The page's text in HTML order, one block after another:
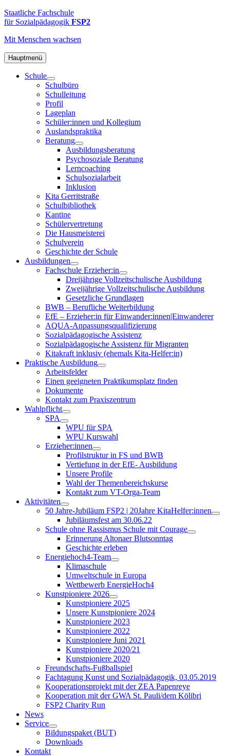
Zum
Inhalt
FSP2
Staatliche
Fachschule
Sozialpädagogik
in
Altona
Staatliche Fachschule
für Sozialpädagogik FSP2
Mit Menschen wachsen
Hauptmenü
Schule
Schulbüro
Schulleitung
Profil
Lageplan
Schüler:innen und Kollegium
Auslandspraktika
Beratung
Ausbildungsberatung
Psychosoziale Beratung
Lerncoaching
Schulsozialarbeit
Inklusion
Kita Gerritstraße
Schulbibliothek
Kantine
Schülervertretung
Die Hausmeisterei
Schulverein
Geschichte der Schule
Ausbildungen
Fachschule Erzieher:in
Dreijährige Vollzeitschulische Ausbildung
Zweijährige Vollzeitschulische Ausbildung
Gesetzliche Grundlagen
BWB – Berufliche Weiterbildung
EfE – Erzieher:in für Einwander:innen|Einwanderer
AQUA-Anpassungsqualifizierung
Sozialpädagogische Assistenz
Sozialpädagogische Assistenz für Migranten
Kitakraft inklusiv (ehemals Kita-Helfer:in)
Praktische Ausbildung
Arbeitsfelder
Einen geeigneten Praktikumsplatz finden
Dokumente
Kontakt zum Praxiszentrum
Wahlpflicht
SPA
WPU für SPA
WPU Kurswahl
Erzieher:innen
Profilstruktur in FS und BWB
Vertiefung in der EfE- Ausbildung
Unsere Profile
Wahl der Themenbereichskurse
Kontakt zum VT-Orga-Team
Aktivitäten
50 Jahre-Jubiläum FSP2 | 20Jahre KitaHelfer:innen
Jubiläumsfest am 30.06.22
Schule ohne Rassismus Schule mit Courage
Erinnerung Altonaer Blutsonntag
Geschichte erleben
Energiehoch4-Team
Klimaschule
Umweltschule in Europa
Wettbewerb EnergieHoch4
Kunstpioniere 2026
Kunstpioniere 2025
Unsere Kunstpioniere 2024
Kunstpioniere 2023
Kunstpioniere 2022
Kunstpioniere Juni 2021
Kunstpioniere 2020/21
Kunstpioniere 2020
Freundschafts-Fußballspiel
Fachtagung Kunst und Sozialpädagogik, 03.05.2019
Kooperationsprojekt mit der ZEA Papenreye
Kooperation mit der GWA St. Pauli/dem Kölibri
FSP2 Charity Run
News
Service
Bildungspaket (BUT)
Downloads
Kontakt